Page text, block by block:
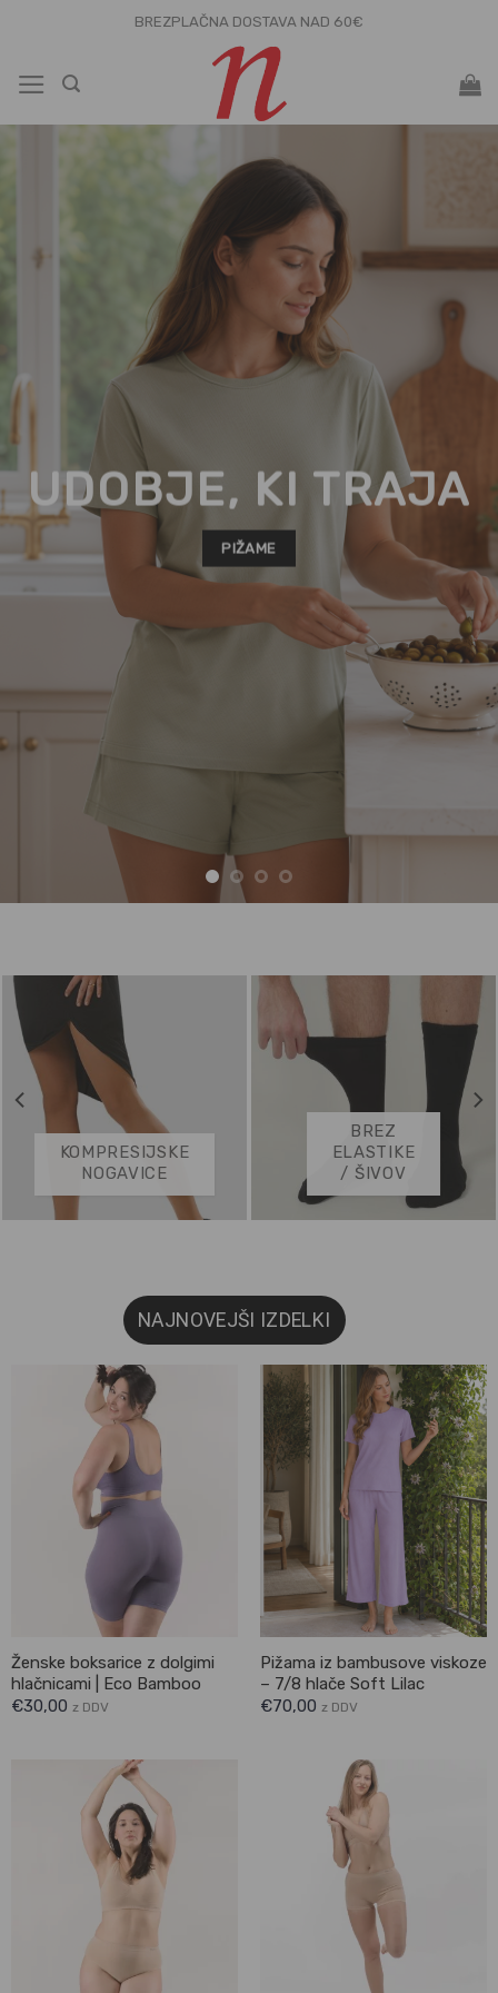
vsebino
BREZPLAČNA DOSTAVA NAD 60€
UDOBJE, KI TRAJA
PIŽAME
KOMPRESIJSKE
NOGAVICE
BREZ
ELASTIKE
/ ŠIVOV
NAJNOVEJŠI IZDELKI
Ženske boksarice z dolgimi
hlačnicami | Eco Bamboo
€30,00 z DDV
Pižama iz bambusove viskoze
– 7/8 hlače Soft Lilac
€70,00 z DDV